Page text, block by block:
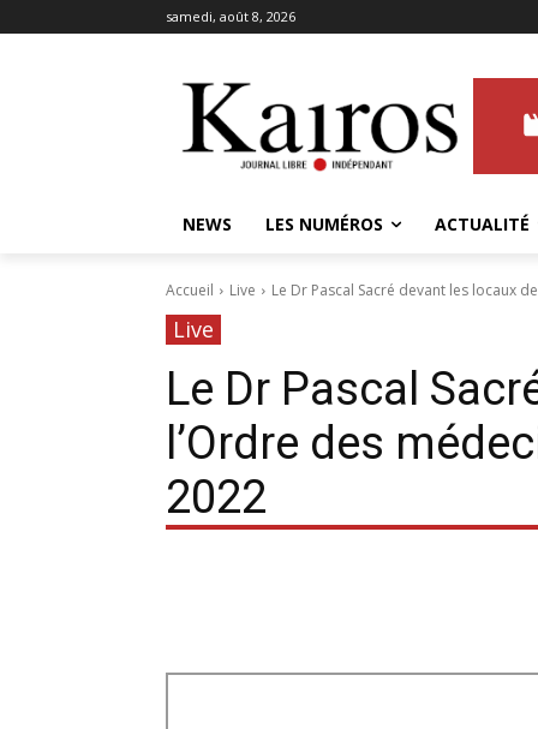
samedi, août 8, 2026
NEWS LES NUMÉROS ACTUALITÉ
Accueil Live Le Dr Pascal Sacré devant les locaux
Live
Le Dr Pascal
l’Ordre des
2022